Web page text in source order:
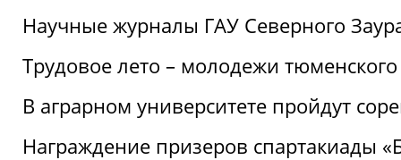
Научные журналы ГАУ Северного
Трудовое лето – молодежи
В аграрном университете пройдут
Награждение призеров спартакиады